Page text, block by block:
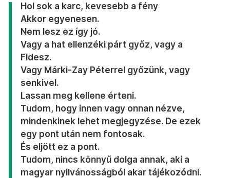
Hol sok a karc, kevesebb a fény
Akkor egyenesen.
Nem lesz ez így jó.
Vagy a hat ellenzéki párt győz, vagy a
Fidesz.
Vagy Márki-Zay Péterrel győzünk, vagy
senkivel.
Lassan meg kellene érteni.
Tudom, hogy innen vagy onnan nézve,
mindenkinek lehet megjegyzése. De ezek
egy pont után nem fontosak.
És eljött ez a pont.
Tudom, nincs könnyű dolga annak, aki a
magyar nyilvánosságból akar tájékozódni.